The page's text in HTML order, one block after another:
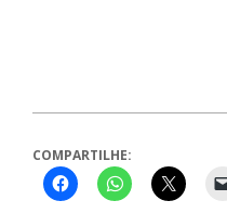
COMPARTILHE: